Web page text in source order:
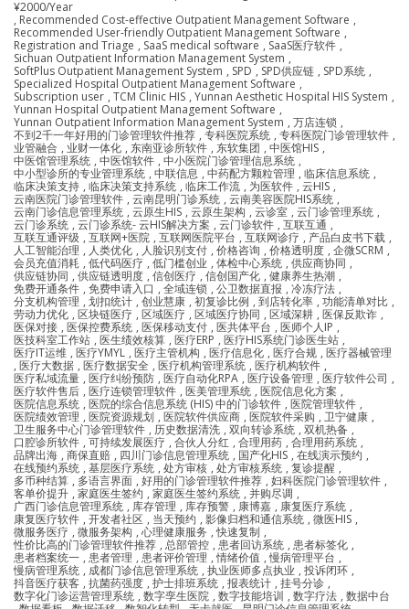
¥2000/Year
, Recommended Cost-effective Outpatient Management Software ,
Recommended User-friendly Outpatient Management Software ,
Registration and Triage , SaaS medical software , SaaS医疗软件 ,
Sichuan Outpatient Information Management System ,
SoftPlus Outpatient Management System , SPD , SPD供应链 , SPD系统 ,
Specialized Hospital Outpatient Management Software ,
Subscription user , TCM Clinic HIS , Yunnan Aesthetic Hospital HIS System ,
Yunnan Hospital Outpatient Management Software ,
Yunnan Outpatient Information Management System , 万店连锁 ,
不到2千一年好用的门诊管理软件推荐 , 专科医院系统 , 专科医院门诊管理软件 ,
业管融合 , 业财一体化 , 东南亚诊所软件 , 东软集团 , 中医馆HIS ,
中医馆管理系统 , 中医馆软件 , 中小医院门诊管理信息系统 ,
中小型诊所的专业管理系统 , 中联信息 , 中药配方颗粒管理 , 临床信息系统 ,
临床决策支持 , 临床决策支持系统 , 临床工作流 , 为医软件 , 云HIS ,
云南医院门诊管理软件 , 云南昆明门诊系统 , 云南美容医院HIS系统 ,
云南门诊信息管理系统 , 云原生HIS , 云原生架构 , 云诊室 , 云门诊管理系统 ,
云门诊系统 , 云门诊系统- 云HIS解决方案 , 云门诊软件 , 互联互通 ,
互联互通评级 , 互联网+医院 , 互联网医院平台 , 互联网诊疗 , 产品白皮书下载 ,
人工智能治理 , 人类优化 , 人脸识别支付 , 价格咨询 , 价格透明度 , 企微SCRM ,
会员充值消耗 , 低代码医疗 , 低门槛创业 , 体检中心系统 , 供应商协同 ,
供应链协同 , 供应链透明度 , 信创医疗 , 信创国产化 , 健康养生热潮 ,
免费开通条件 , 免费申请入口 , 全域连锁 , 公卫数据直报 , 冷冻疗法 ,
分支机构管理 , 划扣统计 , 创业慧康 , 初复诊比例 , 到店转化率 , 功能清单对比 ,
劳动力优化 , 区块链医疗 , 区域医疗 , 区域医疗协同 , 区域深耕 , 医保反欺诈 ,
医保对接 , 医保控费系统 , 医保移动支付 , 医共体平台 , 医师个人IP ,
医技科室工作站 , 医生绩效核算 , 医疗ERP , 医疗HIS系统门诊医生站 ,
医疗IT运维 , 医疗YMYL , 医疗主管机构 , 医疗信息化 , 医疗合规 , 医疗器械管理
, 医疗大数据 , 医疗数据安全 , 医疗机构管理系统 , 医疗机构软件 ,
医疗私域流量 , 医疗纠纷预防 , 医疗自动化RPA , 医疗设备管理 , 医疗软件公司 ,
医疗软件售后 , 医疗连锁管理软件 , 医美管理系统 , 医院信息化方案 ,
医院信息系统 , 医院的综合信息系统 (HIS) 中的门诊软件 , 医院管理软件 ,
医院绩效管理 , 医院资源规划 , 医院软件供应商 , 医院软件采购 , 卫宁健康 ,
卫生服务中心门诊管理软件 , 历史数据清洗 , 双向转诊系统 , 双机热备 ,
口腔诊所软件 , 可持续发展医疗 , 合伙人分红 , 合理用药 , 合理用药系统 ,
品牌出海 , 商保直赔 , 四川门诊信息管理系统 , 国产化HIS , 在线演示预约 ,
在线预约系统 , 基层医疗系统 , 处方审核 , 处方审核系统 , 复诊提醒 ,
多币种结算 , 多语言界面 , 好用的门诊管理软件推荐 , 妇科医院门诊管理软件 ,
客单价提升 , 家庭医生签约 , 家庭医生签约系统 , 并购尽调 ,
广西门诊信息管理系统 , 库存管理 , 库存预警 , 康博嘉 , 康复医疗系统 ,
康复医疗软件 , 开发者社区 , 当天预约 , 影像归档和通信系统 , 微医HIS ,
微服务医疗 , 微服务架构 , 心理健康服务 ,快速复制 ,
性价比高的门诊管理软件推荐 , 总部管控 , 患者回访系统 , 患者标签化 ,
患者档案统一 , 患者管理 , 患者评价管理 ,情绪价值 ,慢病管理平台 ,
慢病管理系统 , 成都门诊信息管理系统 , 执业医师多点执业 , 投诉闭环 ,
抖音医疗获客 , 抗菌药强度 , 护士排班系统 , 报表统计 , 挂号分诊 ,
数字化门诊运营管理系统 , 数字孪生医院 , 数字技能培训 , 数字疗法 , 数据中台